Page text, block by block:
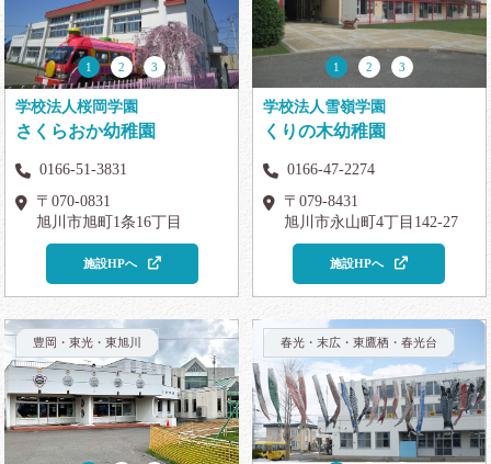
1 2 3
学校法人桜岡学園
さくらおか幼稚園
0166-51-3831
〒070-0831
旭川市旭町1条16丁目
施設HPへ
1 2 3
学校法人雪嶺学園
くりの木幼稚園
0166-47-2274
〒079-8431
旭川市永山町4丁目142-27
施設HPへ
豊岡・東光・東旭川 春光・末広・東鷹栖・春光台